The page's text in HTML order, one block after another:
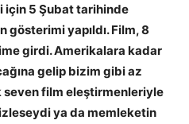
için 5 Şubat tarihinde
gösterimi yapıldı. Film, 8
girdi. Amerikalara kadar
gelip bizim gibi az
seven film eleştirmenleriyle
ya da memleketin